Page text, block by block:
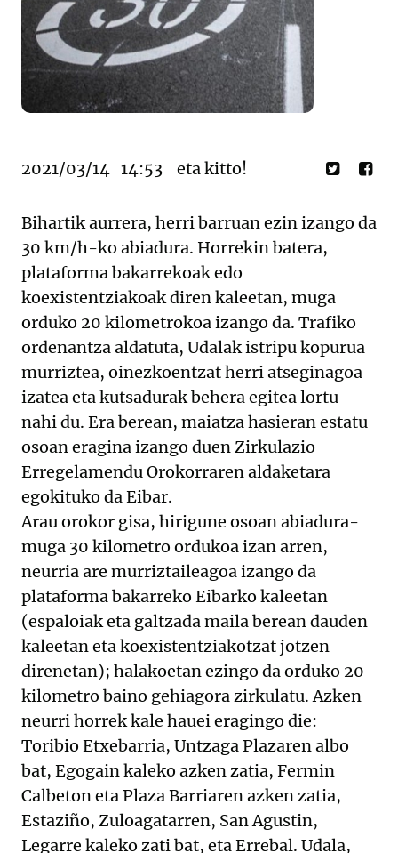
2021/03/14 14:53 eta kitto!
Bihartik aurrera, herri barruan ezin izango da
30 km/h-ko abiadura. Horrekin batera,
plataforma bakarrekoak edo
koexistentziakoak diren kaleetan, muga
orduko 20 kilometrokoa izango da. Trafiko
ordenantza aldatuta, Udalak istripu kopurua
murriztea, oinezkoentzat herri atseginagoa
izatea eta kutsadurak behera egitea lortu
nahi du. Era berean, maiatza hasieran estatu
osoan eragina izango duen Zirkulazio
Erregelamendu Orokorraren aldaketara
egokituko da Eibar.
Arau orokor gisa, hirigune osoan abiadura-
muga 30 kilometro ordukoa izan arren,
neurria are murriztaileagoa izango da
plataforma bakarreko Eibarko kaleetan
(espaloiak eta galtzada maila berean dauden
kaleetan eta koexistentziakotzat jotzen
direnetan); halakoetan ezingo da orduko 20
kilometro baino gehiagora zirkulatu. Azken
neurri horrek kale hauei eragingo die:
Toribio Etxebarria, Untzaga Plazaren albo
bat, Egogain kaleko azken zatia, Fermin
Calbeton eta Plaza Barriaren azken zatia,
Estaziño, Zuloagatarren, San Agustin,
Legarre kaleko zati bat, eta Errebal. Udala,